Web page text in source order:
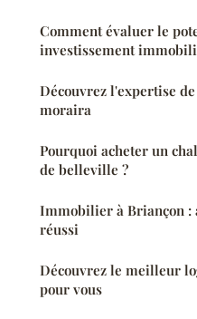
Comment évaluer le
investissement
Découvrez l'expertise
moraira
Pourquoi acheter un
de belleville ?
Immobilier à Briançon :
réussi
Découvrez le meilleur
pour vous